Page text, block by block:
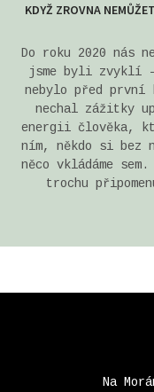
KDYŽ ZROVNA
Do roku 2020 nás
jsme byli zvyklí -
nebylo před první
nechal zážitky
energii člověka,
ním, někdo si bez
něco vkládáme
trochu
Na